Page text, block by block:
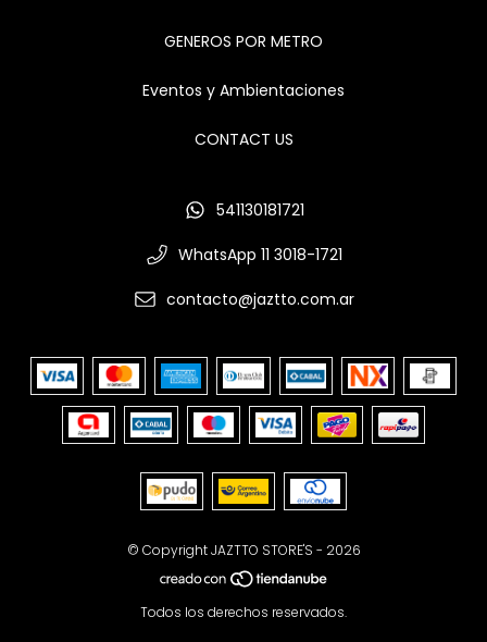
GENEROS POR METRO
Eventos y Ambientaciones
CONTACT US
541130181721
WhatsApp 11 3018-1721
contacto@jaztto.com.ar
© Copyright JAZTTO STORE'S - 2026
Todos los derechos reservados.